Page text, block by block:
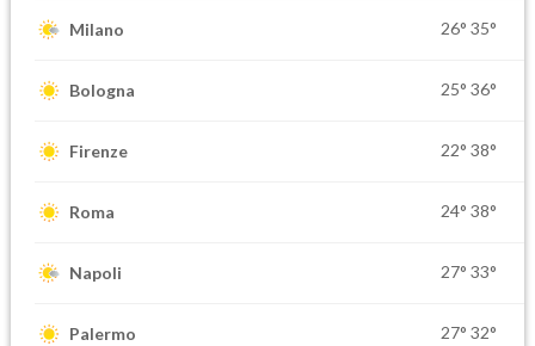
Milano 26° 35°
Bologna 25° 36°
Firenze 22° 38°
Roma 24° 38°
Napoli 27° 33°
Palermo 27° 32°